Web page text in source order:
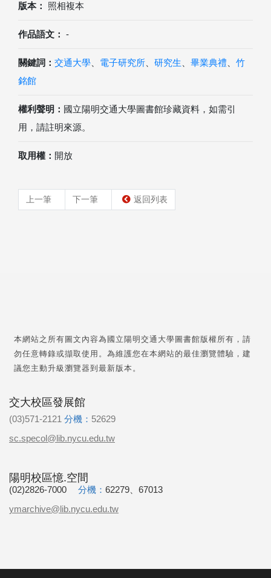
版本： 照相複本
作品語文： -
關鍵詞： 交通大學 電子研究所 研究生 畢業典禮
竹
銘館
權利聲明： 國立陽明交通大學圖書館珍藏資料，如需引
用，請註明來源。
取用權： 開放
上一筆 下一筆 返回列表
本網站之所有圖文內容為國立陽明交通大學圖書館版權所有，請
勿任意轉錄或擷取使用。為維護您在本網站的最佳瀏覽體驗，建
議您主動升級瀏覽器到最新版本。
交大校區發展館
(03)571-2121 分機： 52629
sc.specol@lib.nycu.edu.tw
陽明校區憶.空間
(02)2826-7000 分機： 62279、67013
ymarchive@lib.nycu.edu.tw